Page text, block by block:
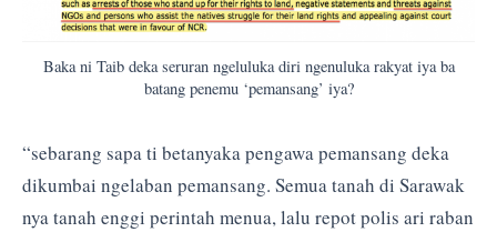
Baka ni Taib deka seruran ngeluluka diri ngenuluka rakyat iya ba
batang penemu ‘pemansang’ iya?
“sebarang sapa ti betanyaka pengawa pemansang deka
dikumbai ngelaban pemansang. Semua tanah di Sarawak
nya tanah enggi perintah menua, lalu repot polis ari raban